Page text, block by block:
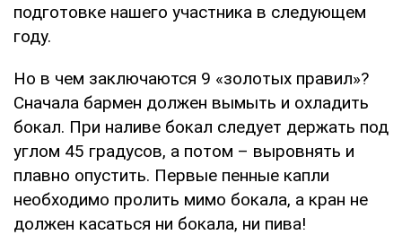
подготовке нашего участника в следующем
году.
Но в чем заключаются 9 «золотых правил»?
Сначала бармен должен вымыть и охладить
бокал. При наливе бокал следует держать под
углом 45 градусов, а потом – выровнять и
плавно опустить. Первые пенные капли
необходимо пролить мимо бокала, а кран не
должен касаться ни бокала, ни пива!